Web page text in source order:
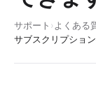
サポート › よくある
サブスクリプショ